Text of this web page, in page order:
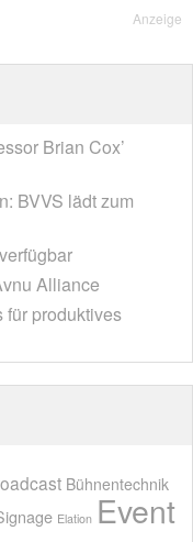
Anzeige
Brian Cox’
BVVS lädt zum
Alliance
für produktives
Bühnentechnik
Elation Event